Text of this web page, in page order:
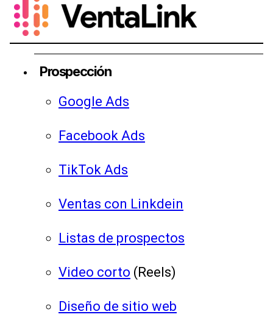
Prospección
Google Ads
Facebook Ads
TikTok Ads
Ventas con Linkdein
Listas de prospectos
Video corto (Reels)
Diseño de sitio web